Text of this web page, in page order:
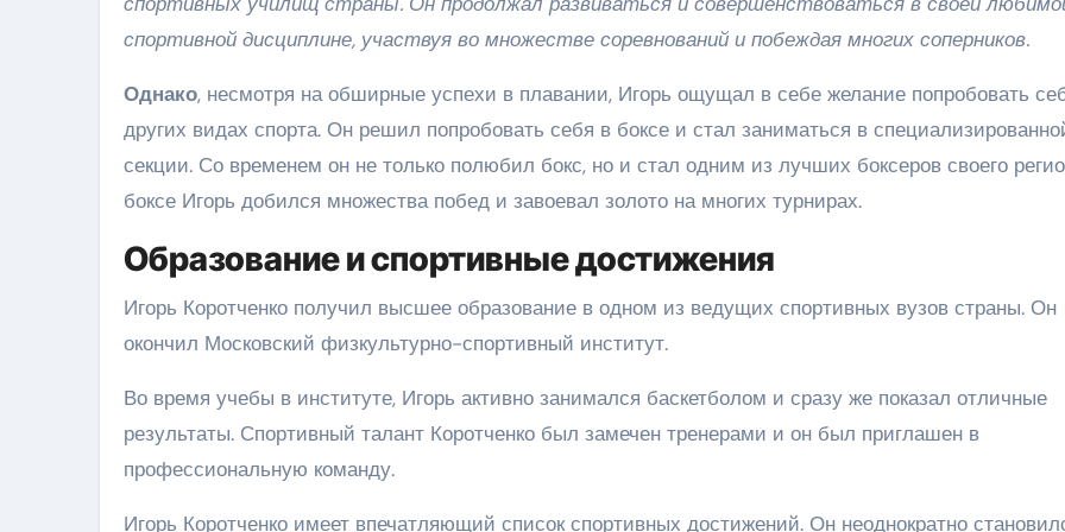
спортивной дисциплине, участвуя во множестве соревнований и побеждая многих соперников.
Однако, несмотря на обширные успехи в плавании, Игорь ощущал в себе желание попробовать
других видах спорта. Он решил попробовать себя в боксе и стал заниматься в
секции. Со временем он не только полюбил бокс, но и стал одним из лучших боксеров своего
боксе Игорь добился множества побед и завоевал золото на многих турнирах.
Образование и спортивные достижения
Игорь Коротченко получил высшее образование в одном из ведущих спортивных вузов страны. Он
окончил Московский физкультурно-спортивный институт.
Во время учебы в институте, Игорь активно занимался баскетболом и сразу же показал отличные
результаты. Спортивный талант Коротченко был замечен тренерами и он был приглашен в
профессиональную команду.
Игорь Коротченко имеет впечатляющий список спортивных достижений. Он неоднократно